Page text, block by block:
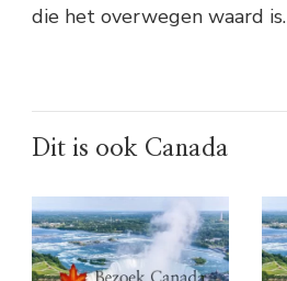
die het overwegen waard is.
Dit is ook Canada